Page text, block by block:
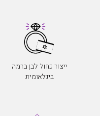
ייצור כחול לבן ברמה
בינלאומית